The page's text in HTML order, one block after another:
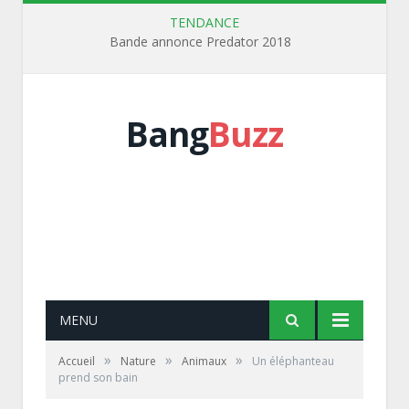
TENDANCE
Bande annonce Predator 2018
BangBuzz
MENU
Accueil » Nature » Animaux »
Un éléphanteau
prend son bain